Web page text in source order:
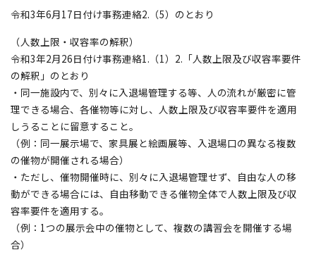
令和3年6月17日付け事務連絡2.（5）のとおり
（人数上限・収容率の解釈）
令和3年2月26日付け事務連絡1.（1）2.「人数上限及び収容率要件
の解釈」のとおり
・同一施設内で、別々に入退場管理する等、人の流れが厳密に管
理できる場合、各催物等に対し、人数上限及び収容率要件を適用
しうることに留意すること。
（例：同一展示場で、家具展と絵画展等、入退場口の異なる複数
の催物が開催される場合）
・ただし、催物開催時に、別々に入退場管理せず、自由な人の移
動ができる場合には、自由移動できる催物全体で人数上限及び収
容率要件を適用する。
（例：1つの展示会中の催物として、複数の講習会を開催する場
合）